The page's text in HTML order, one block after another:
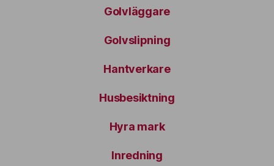
Golvläggare
Golvslipning
Hantverkare
Husbesiktning
Hyra mark
Inredning